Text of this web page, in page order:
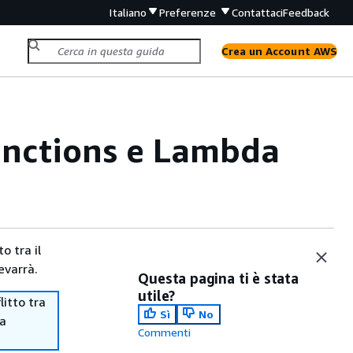
Italiano Preferenze ContattaciFeedback
Crea un Account AWS
e Lambda
tra il
tra
Questa pagina ti è stata
utile?
Sì
No
Commenti